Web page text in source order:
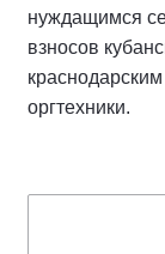
нуждащимся
взносов
оргтехники.